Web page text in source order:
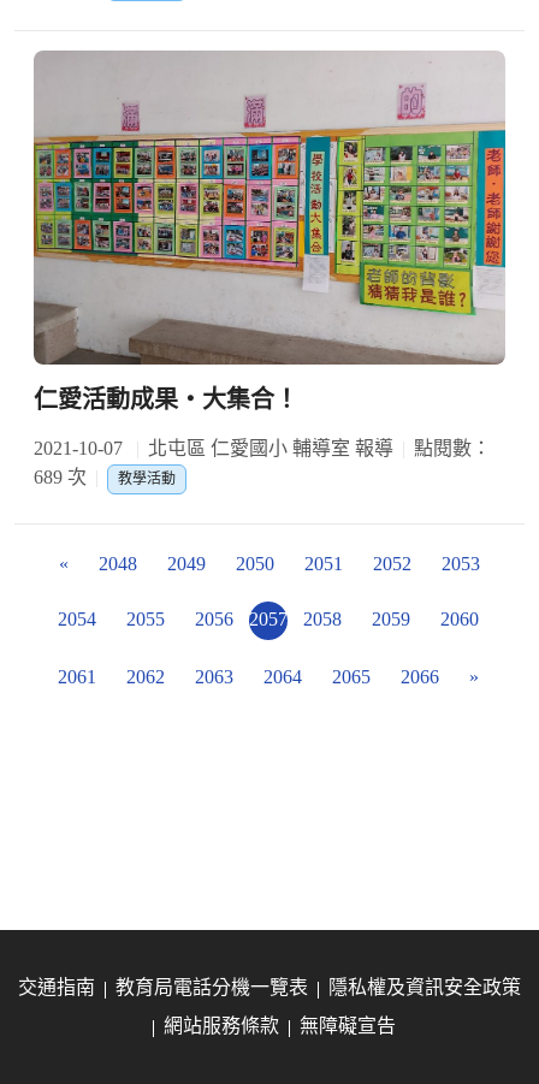
仁愛活動成果‧大集合！
2021-10-07 北屯區 仁愛國小 輔導室 報導
點閱數：
689 次
教學活動
« 2048 2049 2050 2051 2052 2053
2054 2055 2056 2057 2058 2059 2060
2061 2062 2063 2064 2065 2066 »
交通指南 教育局電話分機一覽表
隱私權及資訊安全政策
網站服務條款
無障礙宣告